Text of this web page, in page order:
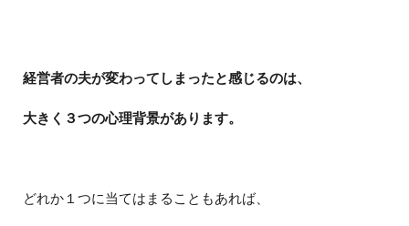
経営者の夫が変わってしまったと感じるのは、
大きく３つの心理背景があります。
どれか１つに当てはまることもあれば、